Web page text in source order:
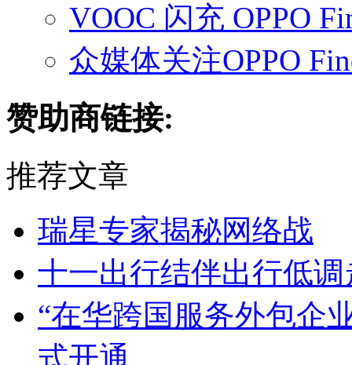
VOOC 闪充 OPPO
众媒体关注OPPO
赞助商链接:
推荐文章
瑞星专家揭秘网络战
十一出行结伴出行低
“在华跨国服务外包企
式开通